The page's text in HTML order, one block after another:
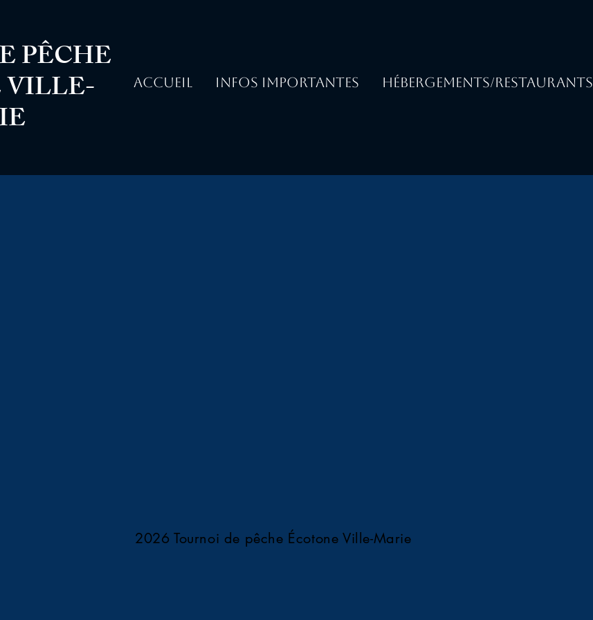
PÊCHE
VILLE- ACCUEIL INFOS IMPORTANTES HÉBERGEMENTS/RESTAURANTS
2026 Tournoi de pêche Écotone Ville-Marie